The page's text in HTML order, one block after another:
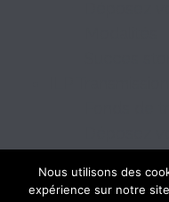
Succes
Nous utilisons des
expérience sur notre